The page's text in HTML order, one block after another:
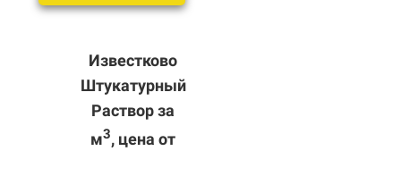
Известково
Штукатурный
Раствор за
м3, цена от